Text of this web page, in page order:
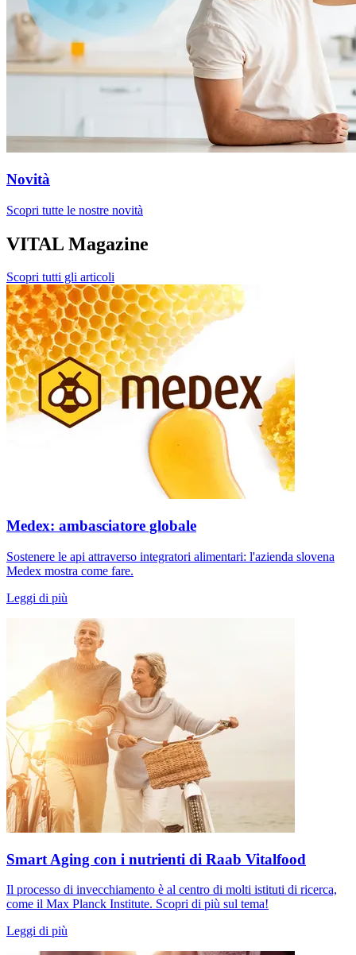
Novità
Scopri tutte le nostre novità
VITAL Magazine
Scopri tutti gli articoli
Medex: ambasciatore globale
Sostenere le api attraverso integratori alimentari: l'azienda slovena
Medex mostra come fare.
Leggi di più
Smart Aging con i nutrienti di Raab Vitalfood
Il processo di invecchiamento è al centro di molti istituti di ricerca,
come il Max Planck Institute. Scopri di più sul tema!
Leggi di più